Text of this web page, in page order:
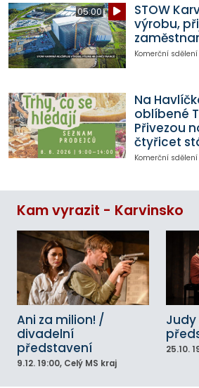
05:00
STOW
výrobu,
Komerční sdělení
Na
oblíbené
Přivezou
čtyřicet
Komerční sdělení
Kam vyrazit - Karvinsko
Ani za milion! /
divadelní
představení
9.12. 19:00, Celý MS kraj
25.10.